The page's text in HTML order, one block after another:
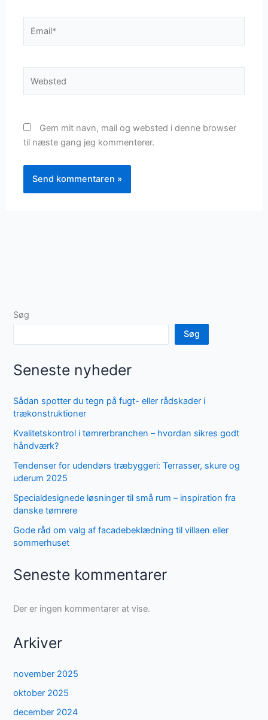
Gem mit navn, mail og websted i denne browser
til næste gang jeg kommenterer.
Søg
Søg
Seneste nyheder
Sådan spotter du tegn på fugt- eller rådskader i
trækonstruktioner
Kvalitetskontrol i tømrerbranchen – hvordan sikres godt
håndværk?
Tendenser for udendørs træbyggeri: Terrasser, skure og
uderum 2025
Specialdesignede løsninger til små rum – inspiration fra
danske tømrere
Gode råd om valg af facadebeklædning til villaen eller
sommerhuset
Seneste kommentarer
Der er ingen kommentarer at vise.
Arkiver
november 2025
oktober 2025
december 2024